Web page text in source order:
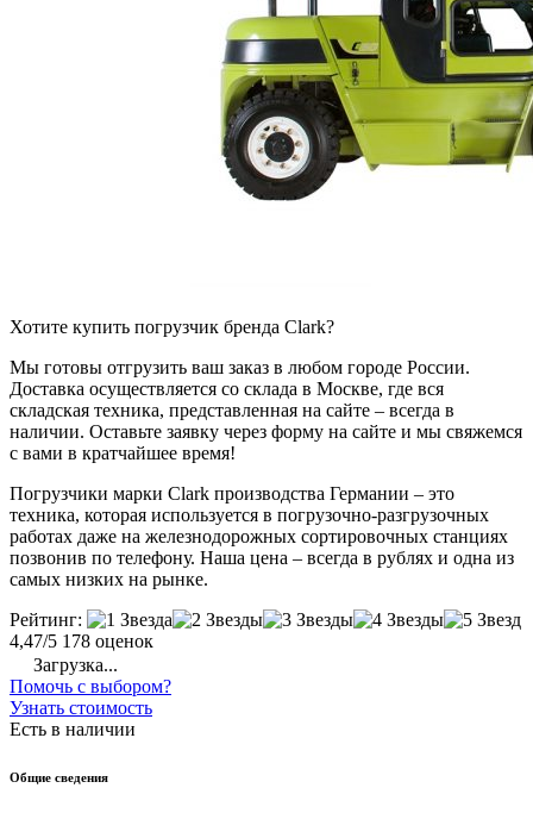
Хотите купить погрузчик бренда Clark?
Мы готовы отгрузить ваш заказ в любом городе России.
Доставка осуществляется со склада в Москве, где вся
складская техника, представленная на сайте – всегда в
наличии. Оставьте заявку через форму на сайте и мы свяжемся
с вами в кратчайшее время!
Погрузчики марки Clark производства Германии – это
техника, которая используется в погрузочно-разгрузочных
работах даже на железнодорожных сортировочных станциях
позвонив по телефону. Наша цена – всегда в рублях и одна из
самых низких на рынке.
Рейтинг:
4,47/5 178 оценок
Загрузка...
Помочь с выбором?
Узнать стоимость
Есть в наличии
Общие сведения